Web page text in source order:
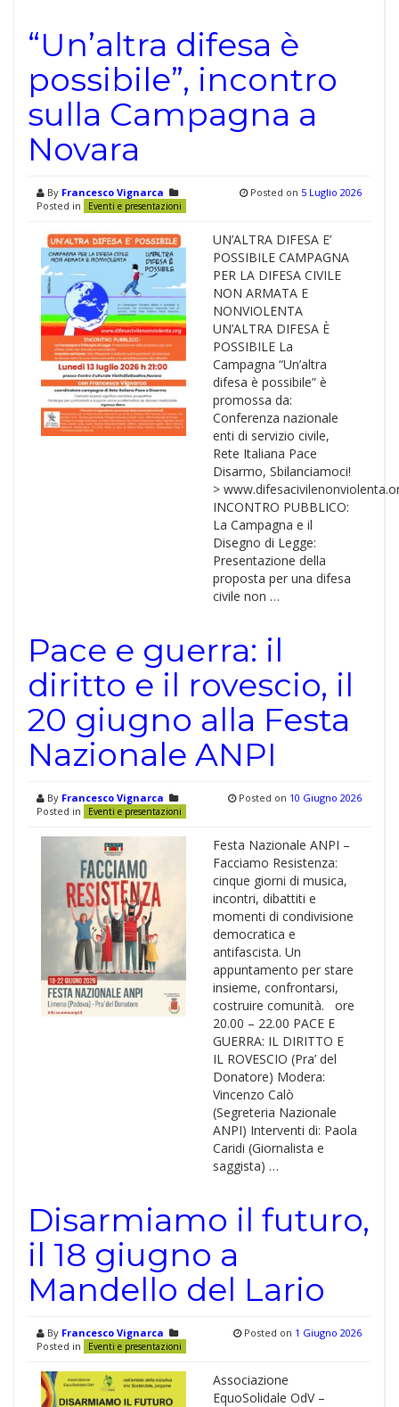
“Un’altra difesa è
possibile”, incontro
sulla Campagna a
Novara
By Francesco Vignarca
Posted in
Eventi e presentazioni
Posted on 5 Luglio 2026
UN’ALTRA DIFESA E’
POSSIBILE CAMPAGNA
PER LA DIFESA CIVILE
NON ARMATA E
NONVIOLENTA
UN’ALTRA DIFESA È
POSSIBILE La
Campagna “Un’altra
difesa è possibile” è
promossa da:
Conferenza nazionale
enti di servizio civile,
Rete Italiana Pace
Disarmo, Sbilanciamoci!
>
INCONTRO PUBBLICO:
La Campagna e il
Disegno di Legge:
Presentazione della
proposta per una difesa
civile non …
Pace e guerra: il
diritto e il rovescio, il
20 giugno alla Festa
Nazionale ANPI
By Francesco Vignarca
Posted in
Eventi e presentazioni
Posted on 10 Giugno 2026
Festa Nazionale ANPI –
Facciamo Resistenza:
cinque giorni di musica,
incontri, dibattiti e
momenti di condivisione
democratica e
antifascista. Un
appuntamento per stare
insieme, confrontarsi,
costruire comunità. ore
20.00 – 22.00 PACE E
GUERRA: IL DIRITTO E
IL ROVESCIO (Pra’ del
Donatore) Modera:
Vincenzo Calò
(Segreteria Nazionale
ANPI) Interventi di: Paola
Caridi (Giornalista e
saggista) …
Disarmiamo il futuro,
il 18 giugno a
Mandello del Lario
By Francesco Vignarca
Posted in
Eventi e presentazioni
Posted on 1 Giugno 2026
Associazione
EquoSolidale OdV –